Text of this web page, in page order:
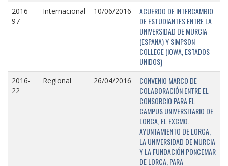
2016-
97
Internacional 10/06/2016
ACUERDO DE INTERCAMBIO
DE ESTUDIANTES ENTRE LA
UNIVERSIDAD DE MURCIA
(ESPAÑA) Y SIMPSON
COLLEGE (IOWA, ESTADOS
UNIDOS)
2016-
22
Regional 26/04/2016
CONVENIO MARCO DE
COLABORACIÓN ENTRE EL
CONSORCIO PARA EL
CAMPUS UNIVERSITARIO DE
LORCA, EL EXCMO.
AYUNTAMIENTO DE LORCA,
LA UNIVERSIDAD DE MURCIA
Y LA FUNDACIÓN PONCEMAR
DE LORCA, PARA